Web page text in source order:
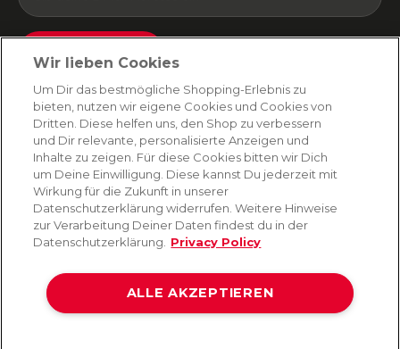
Absenden
Du kannst dich jederzeit von unserem Newsletter abmelden. Indem du fortfährst, stimmst
du unseren E-Mail-Bedingungenund Datenschutzbestimmungen zu
AMORANA
MARKEN
SERVICE
Wir lieben Cookies
Um Dir das bestmögliche Shopping-Erlebnis zu
bieten, nutzen wir eigene Cookies und Cookies von
Dritten. Diese helfen uns, den Shop zu verbessern
und Dir relevante, personalisierte Anzeigen und
Inhalte zu zeigen. Für diese Cookies bitten wir Dich
um Deine Einwilligung. Diese kannst Du jederzeit mit
Wirkung für die Zukunft in unserer
Datenschutzerklärung widerrufen. Weitere Hinweise
zur Verarbeitung Deiner Daten findest du in der
Datenschutzerklärung.
Privacy Policy
ALLE AKZEPTIEREN